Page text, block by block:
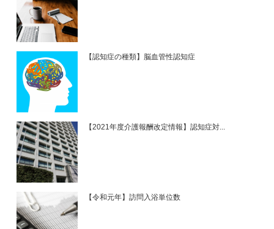
【認知症の種類】脳血管性認知症
【2021年度介護報酬改定情報】認知症対...
【令和元年】訪問入浴単位数